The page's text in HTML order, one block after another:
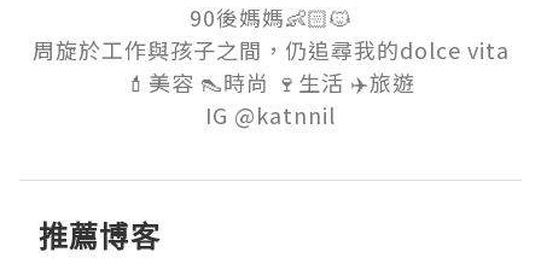
90後媽媽👶🏻🐱
周旋於工作與孩子之間，仍追尋我的dolce vita
💄美容 👠時尚 🍷生活 ✈️旅遊
推薦博客